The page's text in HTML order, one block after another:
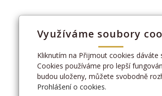
Využíváme soubory
Kliknutím na Přijmout cookies dáváte
Cookies používáme pro lepší
budou uloženy, můžete svobodně
Prohlášení o cookies.